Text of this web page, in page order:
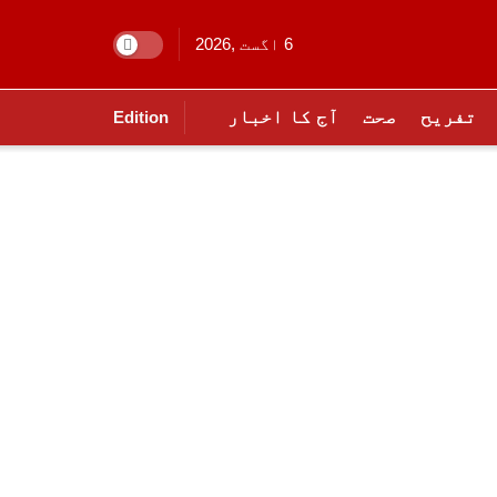
6 اگست ,2026
تفریح صحت آج کا اخبار Edition